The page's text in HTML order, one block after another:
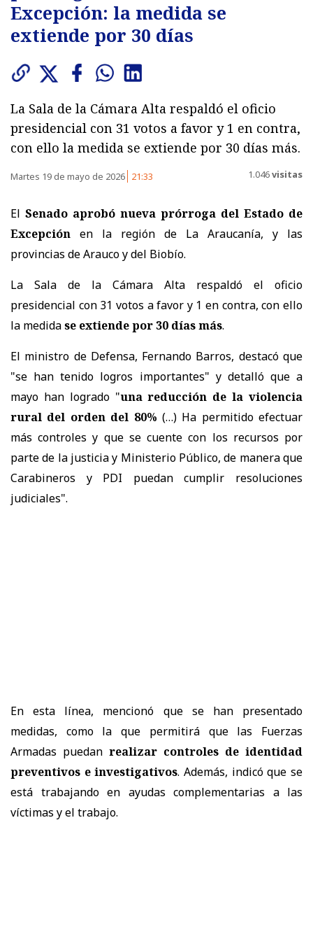
Excepción: la medida se
extiende por 30 días
La Sala de la Cámara Alta respaldó el oficio
presidencial con 31 votos a favor y 1 en contra,
con ello la medida se extiende por 30 días más.
Martes 19 de mayo de 2026 21:33 1.046visitas
El Senado aprobó nueva prórroga del Estado de
Excepción en la región de La Araucanía, y las
provincias de Arauco y del Biobío.
La Sala de la Cámara Alta respaldó el oficio
presidencial con 31 votos a favor y 1 en contra, con ello
la medidase extiende por 30 días más.
El ministro de Defensa, Fernando Barros, destacó que
"se han tenido logros importantes" y detalló que a
mayo han logrado "una reducción de la violencia
rural del orden del 80% (…) Ha permitido efectuar
más controles y que se cuente con los recursos por
parte de la justicia y Ministerio Público, de manera que
Carabineros y PDI puedan cumplir resoluciones
judiciales".
En esta línea, mencionó que se han presentado
medidas, como la que permitirá que las Fuerzas
Armadas puedan realizar controles de identidad
preventivos e investigativos. Además, indicó que se
está trabajando en ayudas complementarias a las
víctimas y el trabajo.